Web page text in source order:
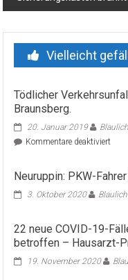
Vielleicht
Tödlicher
Braunsberg.
20. Januar 2019
Kommentare deaktiviertfür
Neuruppin: PKW-
3. Oktober 2020
22 neue COVID-19-
betroffen – Hausarzt-
19. November 2020